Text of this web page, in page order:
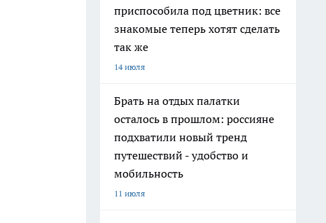
приспособила под цветник: все
знакомые теперь хотят сделать
так же
14 июля
Брать на отдых палатки
осталось в прошлом: россияне
подхватили новый тренд
путешествий - удобство и
мобильность
11 июля